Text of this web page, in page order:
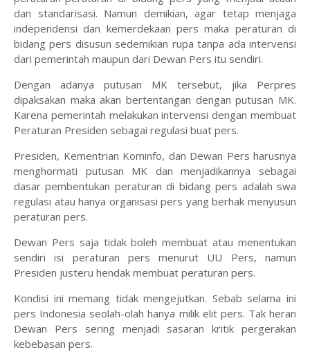
dan standarisasi. Namun demikian, agar tetap menjaga
independensi dan kemerdekaan pers maka peraturan di
bidang pers disusun sedemikian rupa tanpa ada intervensi
dari pemerintah maupun dari Dewan Pers itu sendiri.
Dengan adanya putusan MK tersebut, jika Perpres
dipaksakan maka akan bertentangan dengan putusan MK.
Karena pemerintah melakukan intervensi dengan membuat
Peraturan Presiden sebagai regulasi buat pers.
Presiden, Kementrian Kominfo, dan Dewan Pers harusnya
menghormati putusan MK dan menjadikannya sebagai
dasar pembentukan peraturan di bidang pers adalah swa
regulasi atau hanya organisasi pers yang berhak menyusun
peraturan pers.
Dewan Pers saja tidak boleh membuat atau menentukan
sendiri isi peraturan pers menurut UU Pers, namun
Presiden justeru hendak membuat peraturan pers.
Kondisi ini memang tidak mengejutkan. Sebab selama ini
pers Indonesia seolah-olah hanya milik elit pers. Tak heran
Dewan Pers sering menjadi sasaran kritik pergerakan
kebebasan pers.